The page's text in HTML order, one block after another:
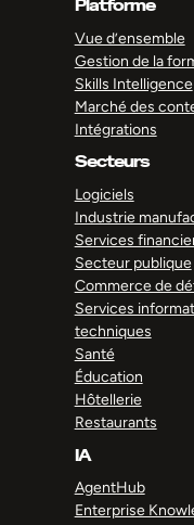
Platforme
Vue d’ensemble
Gestion de la
Skills Intelligence
Marché des
Intégrations
Secteurs
Logiciels
Industrie
Services
Secteur publique
Commerce de
Services
techniques
Santé
Éducation
Hôtellerie
Restaurants
IA
AgentHub
Enterprise